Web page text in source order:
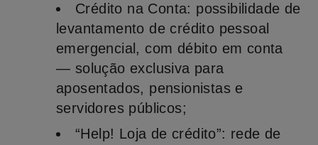
Crédito na Conta: possibilidade de
levantamento de crédito pessoal
emergencial, com débito em conta
— solução exclusiva para
aposentados, pensionistas e
servidores públicos;
“Help! Loja de crédito”: rede de